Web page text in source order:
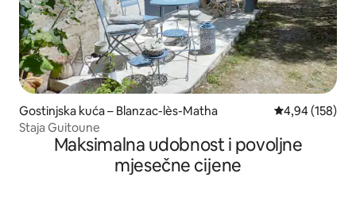
Gostinjska kuća – Blanzac-lès-Matha Prosječna
4,94 (158)
Staja Guitoune
Maksimalna udobnost i povoljne
mjesečne cijene